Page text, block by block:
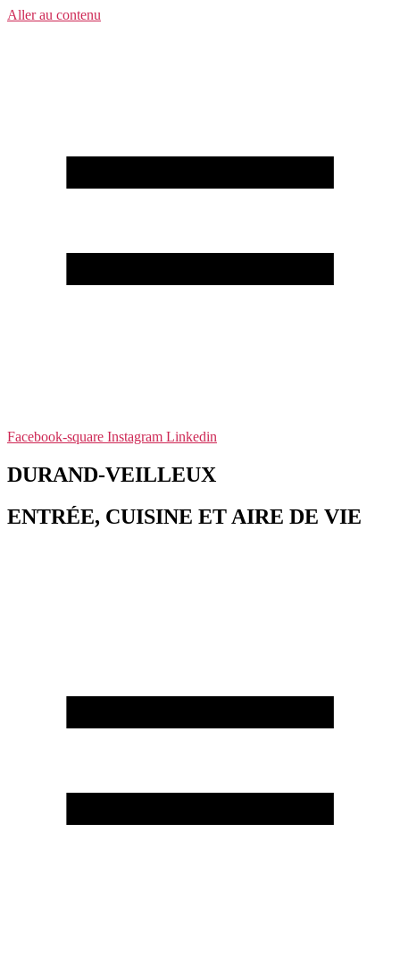
Aller au contenu
Facebook-square Instagram Linkedin
DURAND-VEILLEUX
ENTRÉE, CUISINE ET AIRE DE VIE